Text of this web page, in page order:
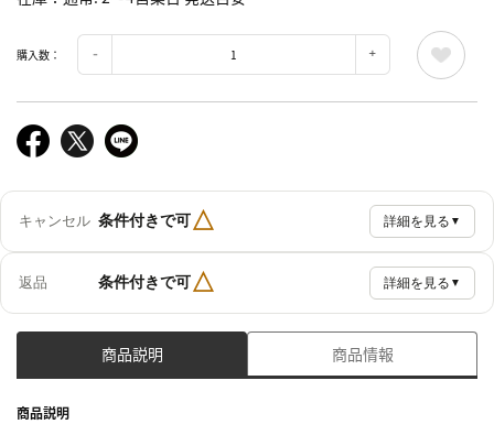
購入数：
キャンセル 条件付きで可△ 詳細を見る ▼
返品 条件付きで可△ 詳細を見る ▼
商品説明 商品情報
商品説明